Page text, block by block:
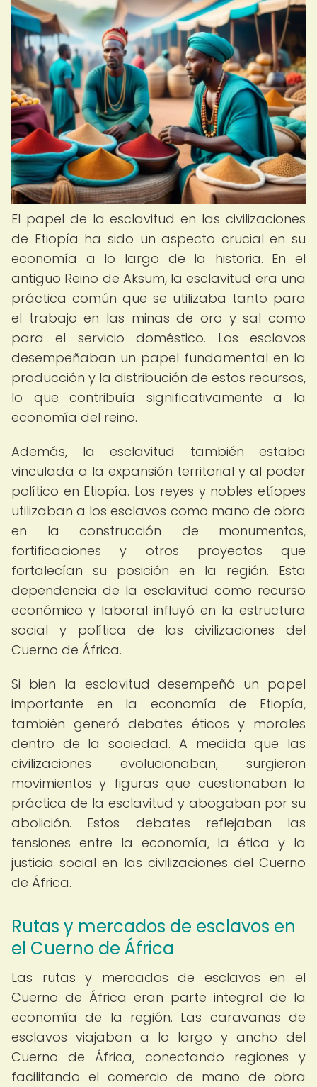
El papel de la esclavitud en las civilizaciones
de Etiopía ha sido un aspecto crucial en su
economía a lo largo de la historia. En el
antiguo Reino de Aksum, la esclavitud era una
práctica común que se utilizaba tanto para
el trabajo en las minas de oro y sal como
para el servicio doméstico. Los esclavos
desempeñaban un papel fundamental en la
producción y la distribución de estos recursos,
lo que contribuía significativamente a la
economía del reino.
Además, la esclavitud también estaba
vinculada a la expansión territorial y al poder
político en Etiopía. Los reyes y nobles etíopes
utilizaban a los esclavos como mano de obra
en la construcción de monumentos,
fortificaciones y otros proyectos que
fortalecían su posición en la región. Esta
dependencia de la esclavitud como recurso
económico y laboral influyó en la estructura
social y política de las civilizaciones del
Cuerno de África.
Si bien la esclavitud desempeñó un papel
importante en la economía de Etiopía,
también generó debates éticos y morales
dentro de la sociedad. A medida que las
civilizaciones evolucionaban, surgieron
movimientos y figuras que cuestionaban la
práctica de la esclavitud y abogaban por su
abolición. Estos debates reflejaban las
tensiones entre la economía, la ética y la
justicia social en las civilizaciones del Cuerno
de África.
Rutas y mercados de esclavos en
el Cuerno de África
Las rutas y mercados de esclavos en el
Cuerno de África eran parte integral de la
economía de la región. Las caravanas de
esclavos viajaban a lo largo y ancho del
Cuerno de África, conectando regiones y
facilitando el comercio de mano de obra